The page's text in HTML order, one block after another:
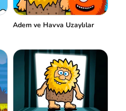
Adem ve Havva Uzaylılar